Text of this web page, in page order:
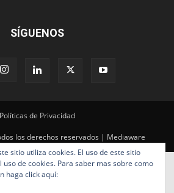
SÍGUENOS
Políticas de Privacidad
los derechos reservados | Mediaware
sitio utiliza cookies. El uso de este sitio
uso de cookies. Para saber mas sobre como
haga click aquí: